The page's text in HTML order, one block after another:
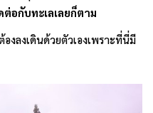
อกับทะเลเลยก็ตาม
งลงเดินด้วยตัวเองเพราะที่นี่มี